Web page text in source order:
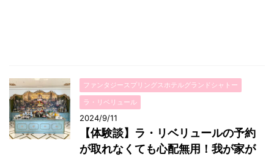
ファンタジースプリングスホテルグランドシャトー
ラ・リベリュール
2024/9/11
【体験談】ラ・リベリュールの予約
が取れなくても心配無用！我が家が